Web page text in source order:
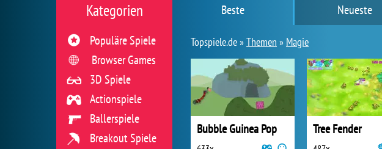
Beste Neueste
Topspiele.de »Themen » Magie
Bubble Guinea Pop Tree Fender
Kategorien
Populäre Spiele
Browser Games
3D Spiele
Actionspiele
Ballerspiele
Breakout Spiele